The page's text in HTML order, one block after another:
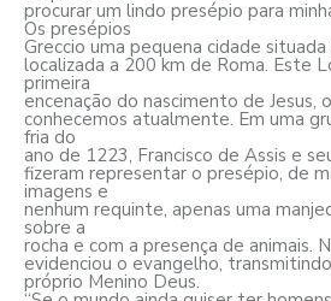
procurar um lindo presépio para
Os presépios
Greccio uma pequena cidade
localizada a 200 km de Roma. Este
primeira
encenação do nascimento de Jesus,
conhecemos atualmente. Em uma
fria do
ano de 1223, Francisco de Assis e
fizeram representar o presépio, de
imagens e
nenhum requinte, apenas uma
sobre a
rocha e com a presença de animais.
evidenciou o evangelho,
próprio Menino Deus.